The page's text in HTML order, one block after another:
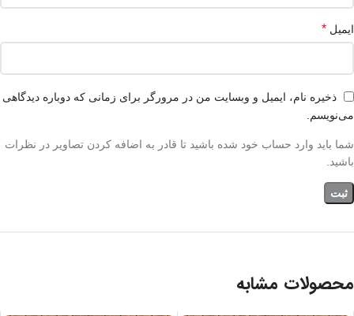
ایمیل *
ذخیره نام، ایمیل و وبسایت من در مرورگر برای زمانی که دوباره دیدگاهی
می‌نویسم.
شما باید وارد حساب خود شده باشید تا قادر به اضافه کردن تصاویر در نظرات
باشید.
محصولات مشابه